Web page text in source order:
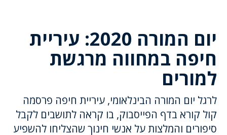
יום המורה 2020: עיריית
חיפה במחווה מרגשת
למורים
לרגל יום המורה הבינלאומי, עיריית חיפה פרסמה
קול קורא בדף הפייסבוק, בו קראה לתושבים לקבל
סיפורים והמלצות על אנשי חינוך שהצליחו להשפיע